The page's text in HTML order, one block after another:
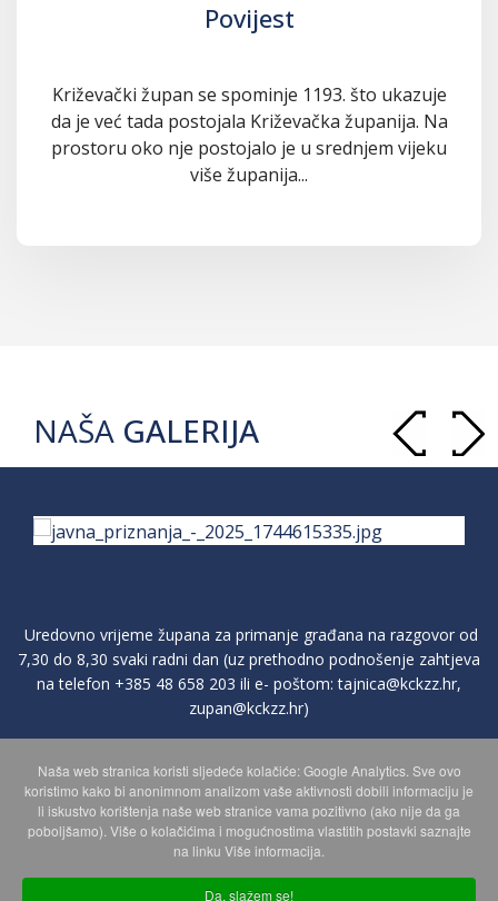
Povijest
Križevački župan se spominje 1193. što ukazuje
da je već tada postojala Križevačka županija. Na
prostoru oko nje postojalo je u srednjem vijeku
više županija...
NAŠA GALERIJA
Uredovno vrijeme župana za primanje građana na razgovor od
7,30 do 8,30 svaki radni dan (uz prethodno podnošenje zahtjeva
na telefon +385 48 658 203 ili e- poštom:tajnica@kckzz.hr,
zupan@kckzz.hr)
POLITIKA ZAŠTITE PRIVATNOSTI OSOBNIH PODATAKA
MAPA WEBA
Naša web stranica koristi sljedeće kolačiće: Google Analytics. Sve ovo
koristimo kako bi anonimnom analizom vaše aktivnosti dobili informaciju je
li iskustvo korištenja naše web stranice vama pozitivno (ako nije da ga
poboljšamo). Više o kolačićima i mogućnostima vlastitih postavki saznajte
na linku Više informacija.
Da, slažem se!